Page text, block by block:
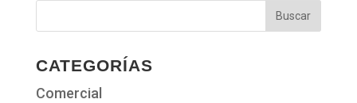
CATEGORÍAS
Comercial